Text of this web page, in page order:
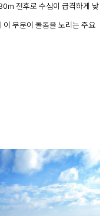
전후로 수심이 급격하게 낮
부분이 돌돔을 노리는 주요